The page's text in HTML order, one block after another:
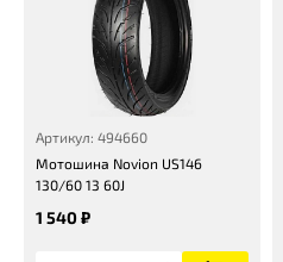
Артикул: 494660
Мотошина Novion US146
130/60 13 60J
1 540 ₽